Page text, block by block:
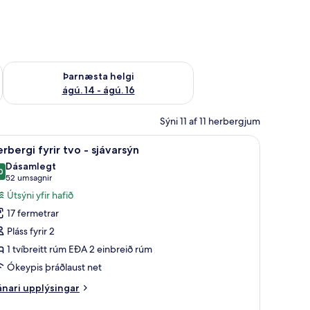
9
Þarnæsta helgi
ágú. 14 - ágú. 16
Athuga framboð þarnæstu helgi ágú. 14 - ágú. 16
Sýni 11 af 11 herbergjum
í herbergi, skrifborð Ofnæmisprófaður sængurfatnaður,
4 fyrir tvo - sjávarsýn
af 10
Dásamlegt
52 umsagnir
(52
umsagnir)
Útsýni yfir hafið
17 fermetrar
Pláss fyrir 2
1 tvíbreitt rúm EÐA 2 einbreið rúm
Ókeypis þráðlaust net
upplýsingar